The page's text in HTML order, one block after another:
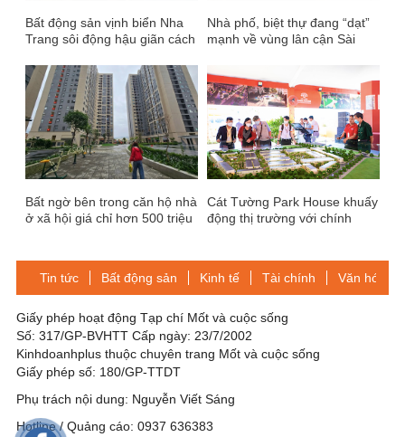
Bất động sản vịnh biển Nha
Trang sôi động hậu giãn cách
Nhà phố, biệt thự đang “dạt”
mạnh về vùng lân cận Sài
Bất ngờ bên trong căn hộ nhà
ở xã hội giá chỉ hơn 500 triệu
Cát Tường Park House khuấy
động thị trường với chính
Tin tức
Bất động sản Kinh tế Tài chính Văn hóa-
Giấy phép hoạt động Tạp chí Mốt và cuộc sống
Số: 317/GP-BVHTT Cấp ngày: 23/7/2002
Kinhdoanhplus thuộc chuyên trang Mốt và cuộc sống
Giấy phép số: 180/GP-TTDT
Phụ trách nội dung: Nguyễn Viết Sáng
Hotline / Quảng cáo: 0937 636383